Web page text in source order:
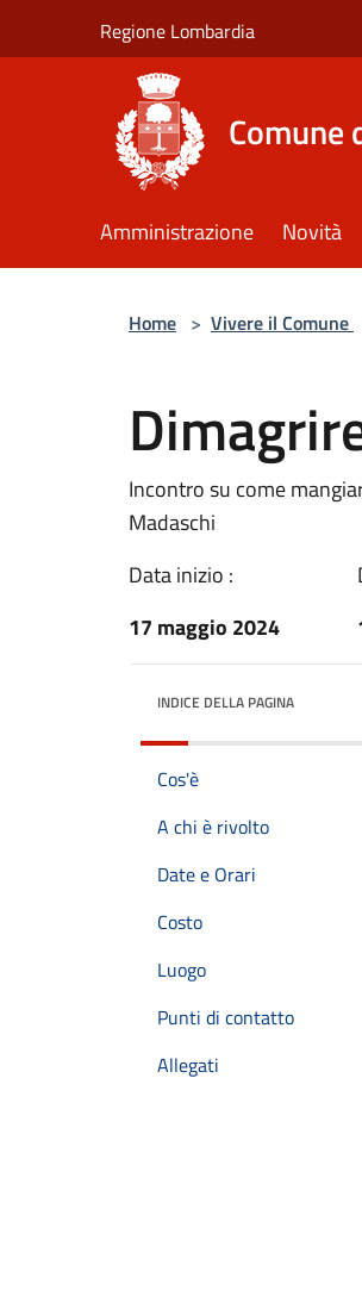
Regione Lombardia
Comune
Amministrazione Novità
Home > Vivere il Comune
Incontro su come
Madaschi
Data inizio :
17 maggio 2024
INDICE DELLA PAGINA
Cos'è
A chi è rivolto
Date e Orari
Costo
Luogo
Punti di contatto
Allegati